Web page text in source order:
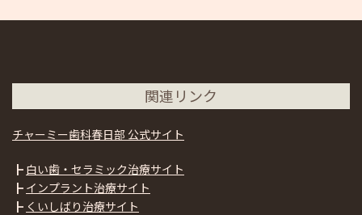
関連リンク
チャーミー歯科春日部 公式サイト
┣ 白い歯・セラミック治療サイト
┣ インプラント治療サイト
┣ くいしばり治療サイト